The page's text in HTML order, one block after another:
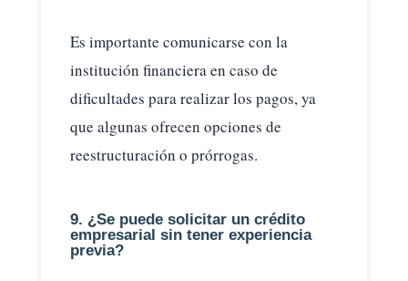
Es importante comunicarse con la
institución financiera en caso de
dificultades para realizar los pagos, ya
que algunas ofrecen opciones de
reestructuración o prórrogas.
9. ¿Se puede solicitar un crédito
empresarial sin tener experiencia
previa?